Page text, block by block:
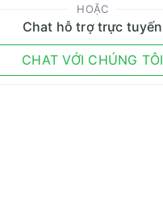
HOẶC
Chat hỗ trợ trực tuyến
CHAT VỚI CHÚNG TÔI